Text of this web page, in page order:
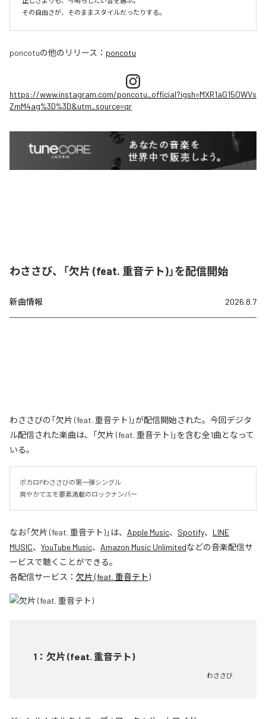
その自由さが、そのままスタイルだったりする。
poncotuの他のリリース： poncotu
https://www.instagram.com/poncotu_official?igsh=MXR1aG15OWVs
ZmM4ag%3D%3D&utm_source=qr
わささび、「欠片 (feat. 重音テト)」を配信開始
新曲情報 2026.8.7
わささびの「欠片 (feat. 重音テト)」が配信開始された。今回デジタ
ル配信された楽曲は、「欠片 (feat. 重音テト)」を含む全1曲となって
いる。
ボカロPわささびの第一弾シングル
爽やかでエモ要素満載のロックナンバー
なお「欠片 (feat. 重音テト)」は、 Apple Music、 Spotify、 LINE
MUSIC、 YouTube Music、 Amazon Music Unlimitedなどの音楽配信サ
ービスで聴くことができる。
各配信サービス： 欠片 (feat. 重音テト)
1 ： 欠片 (feat. 重音テト)
わささび